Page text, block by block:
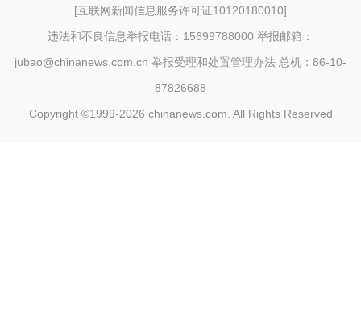
[互联网新闻信息服务许可证10120180010]
违法和不良信息举报电话：15699788000 举报邮箱：
jubao@chinanews.com.cn 举报受理和处置管理办法 总机：86-10-
87826688
Copyright ©1999-2026 chinanews.com. All Rights Reserved